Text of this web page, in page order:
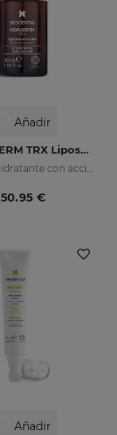
Añadir
HIDRADERM TRX Liposomal Serum
Potente hidratante con acción despigmentante
50.95 €
Añadir